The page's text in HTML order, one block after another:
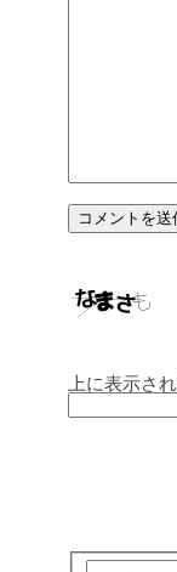
上に表示さ